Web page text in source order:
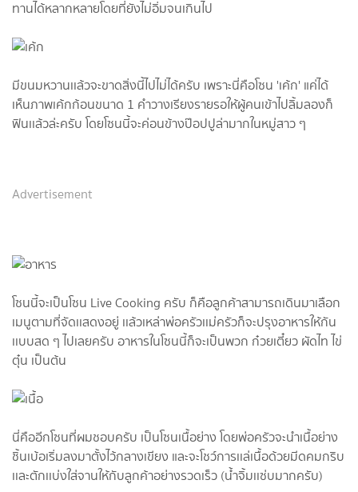
ทานได้หลากหลายโดยที่ยังไม่อิ่มจนเกินไป
มีขนมหวานเเล้วจะขาดสิ่งนี้ไปไม่ได้ครับ เพราะนี่คือโซน 'เค้ก' แค่ได้
เห็นภาพเค้กก้อนขนาด 1 คำวางเรียงรายรอให้ผู้คนเข้าไปลิ้มลองก็
ฟินเเล้วล่ะครับ โดยโซนนี้จะค่อนข้างป๊อปปูล่ามากในหมู่สาว ๆ
Advertisement
โซนนี้จะเป็นโซน Live Cooking ครับ ก็คือลูกค้าสามารถเดินมาเลือก
เมนูตามที่จัดเเสดงอยู่ เเล้วเหล่าพ่อครัวเเม่ครัวก็จะปรุงอาหารให้กัน
เเบบสด ๆ ไปเลยครับ อาหารในโซนนี้ก็จะเป็นพวก ก๋วยเตี๋ยว ผัดไท ไข่
ตุ๋น เป็นต้น
นี่คืออีกโซนที่ผมชอบครับ เป็นโซนเนื้อย่าง โดยพ่อครัวจะนำเนื้อย่าง
ชิ้นเบ้อเริ่มลงมาตั้งไว้กลางเขียง และจะโชว์การเเล่เนื้อด้วยมีดคมกริบ
เเละตักเเบ่งใส่จานให้กับลูกค้าอย่างรวดเร็ว (น้ำจิ้มเเซ่บมากครับ)